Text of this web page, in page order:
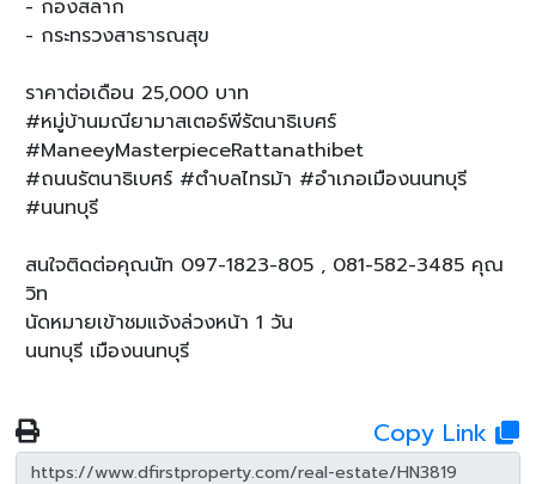
- กองสลาก
- กระทรวงสาธารณสุข
ราคาต่อเดือน 25,000 บาท
#หมู่บ้านมณียามาสเตอร์พีรัตนาธิเบศร์
#ManeeyMasterpieceRattanathibet
#ถนนรัตนาธิเบศร์ #ตำบลไทรม้า #อำเภอเมืองนนทบุรี
#นนทบุรี
สนใจติดต่อคุณนัท 097-1823-805 , 081-582-3485 คุณ
วิท
นัดหมายเข้าชมแจ้งล่วงหน้า 1 วัน
นนทบุรี เมืองนนทบุรี
Copy Link